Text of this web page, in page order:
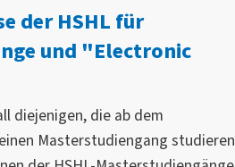
der HSHL für
und "Electronic
diejenigen, die ab dem
Masterstudiengang studieren